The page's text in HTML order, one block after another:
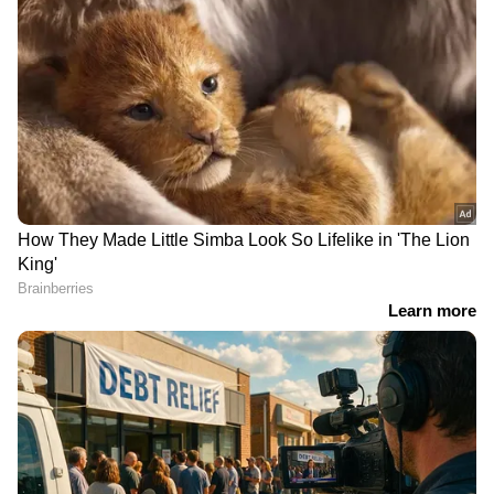
India Newsഅറിയാൻ എപ്പോഴും ഏഷ്യാനെറ്റ്
ന്യൂസ് വാർത്തകൾ. Malayalam News
തത്സമയ അപ്‌ഡേറ്റുകളും ആഴത്തിലുള്ള
വിശകലനവും സമഗ്രമായ റിപ്പോർട്ടിംഗും —
എല്ലാം ഒരൊറ്റ സ്ഥലത്ത്. ഏത് സമയത്തും,
എവിടെയും വിശ്വസനീയമായ വാർത്തകൾ
ലഭിക്കാൻAsianet News Malayalam